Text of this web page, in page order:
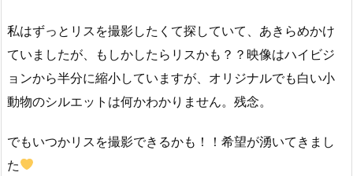
私はずっとリスを撮影したくて探していて、あきらめかけ
ていましたが、もしかしたらリスかも？？映像はハイビジ
ョンから半分に縮小していますが、オリジナルでも白い小
動物のシルエットは何かわかりません。残念。
でもいつかリスを撮影できるかも！！希望が湧いてきまし
た